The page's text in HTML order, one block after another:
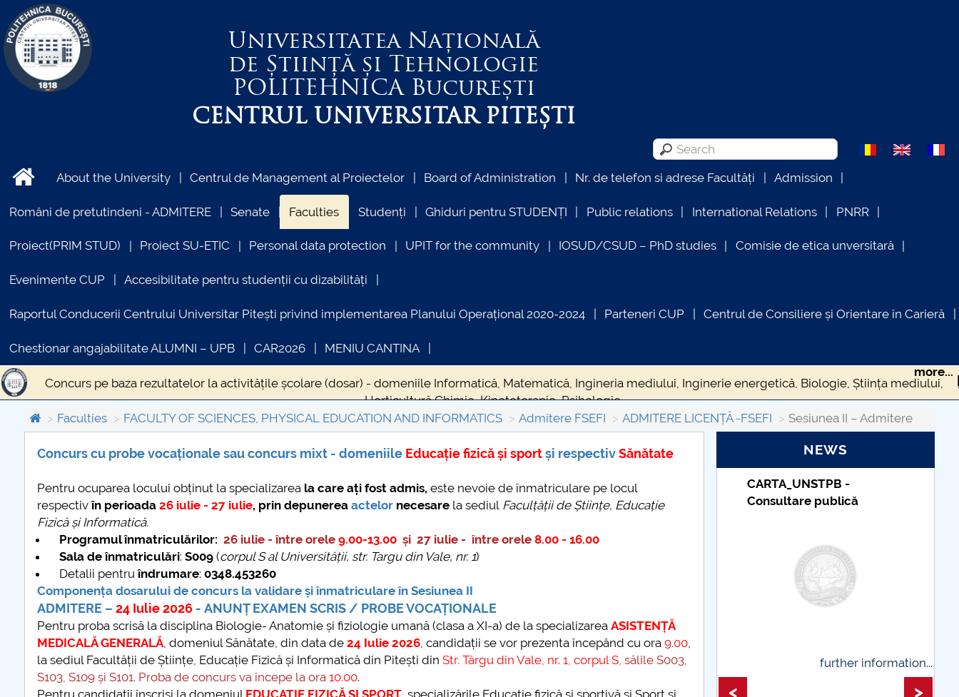
Universitatea Națională
de Știință și Tehnologie
POLITEHNICABucurești
CENTRUL UNIVERSITAR PITEȘTI
About the University Centrul de Management al Proiectelor Board of Administration Nr. de telefon si adrese Facultăți Admission
Români de pretutindeni - ADMITERE Senate Faculties Studenți Ghiduri pentru STUDENȚI Public relations International Relations PNRR
Proiect(PRIM STUD) Proiect SU-ETIC Personal data protection UPIT for the community IOSUD/CSUD – PhD studies Comisie de etica unversitară
Evenimente CUP Accesibilitate pentru studenții cu dizabilități
Raportul Conducerii Centrului Universitar Pitești privind implementarea Planului Operațional 2020-2024 Parteneri CUP Centrul de Consiliere și Orientare în Carieră
Chestionar angajabilitate ALUMNI – UPB CAR2026 MENIU CANTINA
Concurs pe baza rezultatelor la activitățile școlare (dosar) - domeniile Informatică, Matematică, Ingineria mediului, Inginerie energetică, Biologie, Știința mediului,
Horticultură,Chimie, Kinetoterapie, Psihologie.
Concurs cu probe vocaționale sau concurs mixt - domeniile Educație fizică și sport și respectiv Sănătate
more...
Faculties FACULTY OF SCIENCES, PHYSICAL EDUCATION AND INFORMATICS Admitere FSEFI ADMITERE LICENȚĂ -FSEFI Sesiunea II – Admitere
Concurs cu probe vocaționale sau concurs mixt - domeniile Educație fizică și sportși respectivSănătate
Pentru ocuparea locului obținut la specializarea la care ați fost admis, este nevoie de înmatriculare pe locul
respectivîn perioada 26 iulie - 27 iulie, prin depunerea actelornecesare la sediul Faculțății de Științe, Educație
Fizică și Informatică.
Programul înmatriculărilor: 26 iulie - între orele 9.00-13.00și 27 iulie -între orele 8.00 - 16.00
Sala de înmatriculări: S009 (corpul S al Universității, str. Targu din Vale, nr. 1)
Detalii pentruîndrumare: 0348.453260
Componența dosarului de concurs la validare și înmatriculare în Sesiunea II
ADMITERE – 24 Iulie 2026- ANUNȚ EXAMEN SCRIS / PROBE VOCAȚIONALE
Pentru proba scrisă la disciplina Biologie- Anatomie și fiziologie umană (clasa a XI-a) de la specializarea ASISTENȚĂ
MEDICALĂ GENERALĂ, domeniul Sănătate, din data de 24 Iulie 2026, candidații se vor prezenta începând cu ora 9.00,
la sediul Facultății de Științe, Educație Fizică și Informatică din Pitești din Str. Târgu din Vale, nr. 1, corpul S, sălile S003,
S103, S109 și S101. Proba de concurs va începe la ora 10.00.
Pentru candidații înscriși la domeniul EDUCAȚIE FIZICĂ ȘI SPORT, specializările Educație fizică și sportivă și Sport și
NEWS
COMUNICAT DE PRESA
PRIMSTUD 26.03.2026
further information...
INFORMATII ACTE STUDII
further information...
CARTA_UNSTPB -
Consultare publică
further information...
Taxe de școlarizare
indexate – Centrul
further information...
< >